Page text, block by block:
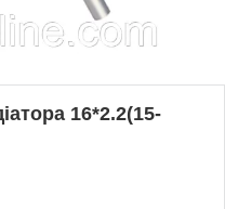
16*2.2(15-